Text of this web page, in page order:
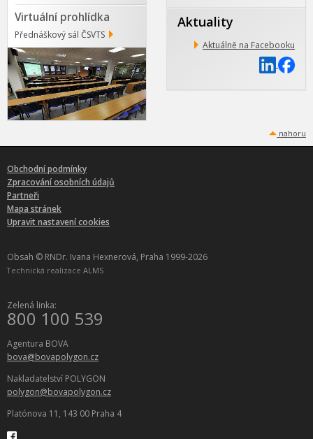
Virtuální prohlídka
Přednáškový sál ČSVTS
Aktuality
Aktuálně na Facebooku
nahoru
Obchodní podmínky
Zpracování osobních údajů
Partneři
Mapa stránek
Upravit nastavení cookies
Obsah © RNDr. Ivana Hexnerová, Praha 1999-2026
Technická realizace ALMS
Zelená linka:
800 100 539
Agentura BOVA
bova@bovapolygon.cz
Nakladatelství POLYGON
polygon@bovapolygon.cz
Platónova 11, 143 00 Praha 4